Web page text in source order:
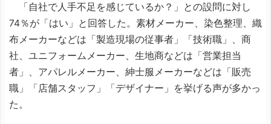
「自社で人手不足を感じているか？」との設問に対し
74％が「はい」と回答した。素材メーカー、染色整理、織
布メーカーなどは「製造現場の従事者」「技術職」、商
社、ユニフォームメーカー、生地商などは「営業担当
者」、アパレルメーカー、紳士服メーカーなどは「販売
職」「店舗スタッフ」「デザイナー」を挙げる声が多かっ
た。